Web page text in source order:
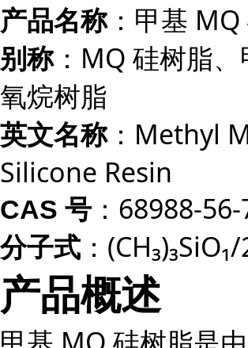
产品名称：甲基 MQ
别称：MQ 硅树脂
氧烷树脂
英文名称：Methyl
Silicone Resin
CAS 号 ：68988-
分子式 ：
产品概述